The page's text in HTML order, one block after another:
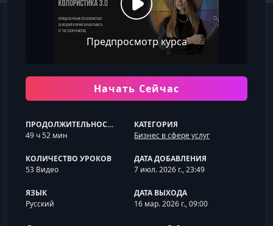
Предпросмотр курса
Начать Сейчас
ПРОДОЛЖИТЕЛЬНОСТЬ
49 ч 52 мин
КАТЕГОРИЯ
Бизнес в сфере услуг
КОЛИЧЕСТВО УРОКОВ
53 Видео
ДАТА ДОБАВЛЕНИЯ
7 июл. 2026 г., 23:49
ЯЗЫК
Русский
ДАТА ВЫХОДА
16 мар. 2026 г., 09:00